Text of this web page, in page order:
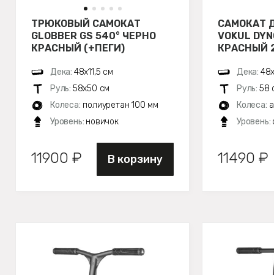
ТРЮКОВЫЙ САМОКАТ
GLOBBER GS 540° ЧЕРНО
КРАСНЫЙ (+ПЕГИ)
Дека: 48х11,5 см
Руль: 58х50 см
Колеса: полиуретан 100 мм
Уровень: новичок
11900 ₽ В корзину
САМОКАТ
VOKUL
КРАСНЫЙ
Дека:
Руль: 58
Колеса:
Уровень:
11490 ₽